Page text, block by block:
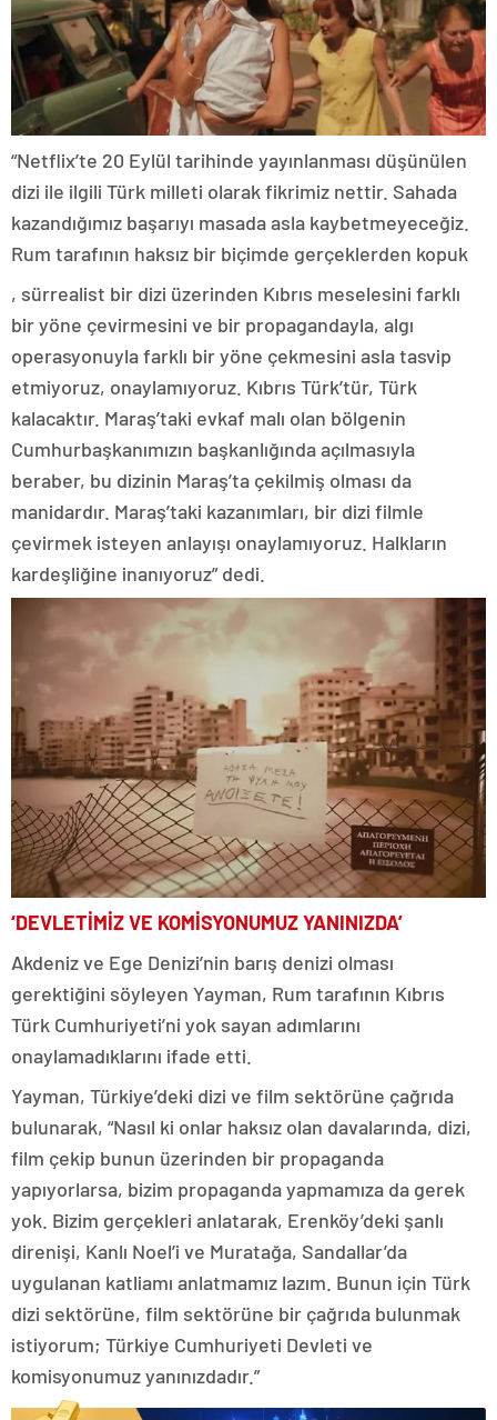
“Netflix’te 20 Eylül tarihinde yayınlanması düşünülen
dizi ile ilgili Türk milleti olarak fikrimiz nettir. Sahada
kazandığımız başarıyı masada asla kaybetmeyeceğiz.
Rum tarafının haksız bir biçimde gerçeklerden kopuk
, sürrealist bir dizi üzerinden Kıbrıs meselesini farklı
bir yöne çevirmesini ve bir propagandayla, algı
operasyonuyla farklı bir yöne çekmesini asla tasvip
etmiyoruz, onaylamıyoruz. Kıbrıs Türk’tür, Türk
kalacaktır. Maraş’taki evkaf malı olan bölgenin
Cumhurbaşkanımızın başkanlığında açılmasıyla
beraber, bu dizinin Maraş’ta çekilmiş olması da
manidardır. Maraş’taki kazanımları, bir dizi filmle
çevirmek isteyen anlayışı onaylamıyoruz. Halkların
kardeşliğine inanıyoruz” dedi.
‘DEVLETİMİZ VE KOMİSYONUMUZ YANINIZDA’
Akdeniz ve Ege Denizi’nin barış denizi olması
gerektiğini söyleyen Yayman, Rum tarafının Kıbrıs
Türk Cumhuriyeti’ni yok sayan adımlarını
onaylamadıklarını ifade etti.
Yayman, Türkiye’deki dizi ve film sektörüne çağrıda
bulunarak, “Nasıl ki onlar haksız olan davalarında, dizi,
film çekip bunun üzerinden bir propaganda
yapıyorlarsa, bizim propaganda yapmamıza da gerek
yok. Bizim gerçekleri anlatarak, Erenköy’deki şanlı
direnişi, Kanlı Noel’i ve Muratağa, Sandallar’da
uygulanan katliamı anlatmamız lazım. Bunun için Türk
dizi sektörüne, film sektörüne bir çağrıda bulunmak
istiyorum; Türkiye Cumhuriyeti Devleti ve
komisyonumuz yanınızdadır.”